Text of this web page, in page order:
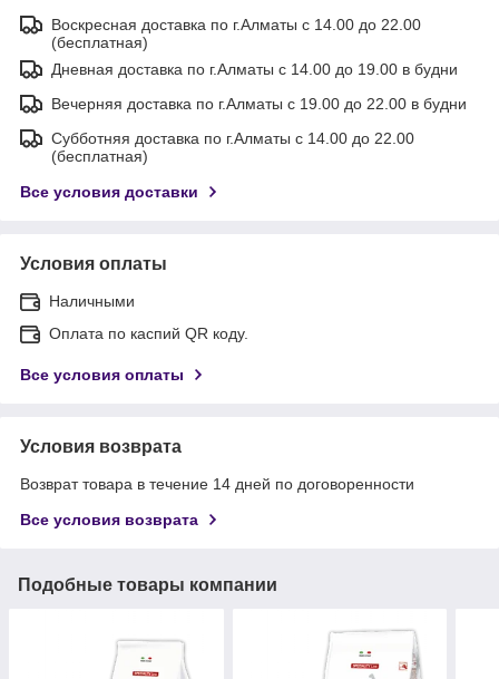
Воскресная доставка по г.Алматы с 14.00 до 22.00
(бесплатная)
Дневная доставка по г.Алматы с 14.00 до 19.00 в будни
Вечерняя доставка по г.Алматы с 19.00 до 22.00 в будни
Субботняя доставка по г.Алматы с 14.00 до 22.00
(бесплатная)
Все условия доставки
Условия оплаты
Наличными
Оплата по каспий QR коду.
Все условия оплаты
Условия возврата
Возврат товара в течение 14 дней по договоренности
Все условия возврата
Подобные товары компании